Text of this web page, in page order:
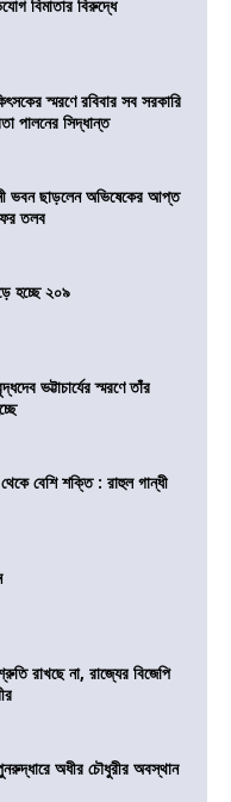
বিমাতার বিরুদ্ধে
স্মরণে রবিবার সব সরকারি
পালনের সিদ্ধান্ত
ভবন ছাড়লেন অভিষেকের আপ্ত
তলব
হচ্ছে ২০৯
ভট্টাচার্যের স্মরণে তাঁর
বেশি শক্তি : রাহুল গান্ধী
রাখছে না, রাজ্যের বিজেপি
অধীর চৌধুরীর অবস্থান